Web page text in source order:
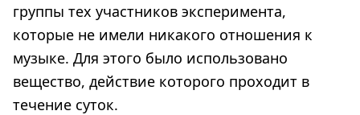
группы тех участников эксперимента,
которые не имели никакого отношения к
музыке. Для этого было использовано
вещество, действие которого проходит в
течение суток.